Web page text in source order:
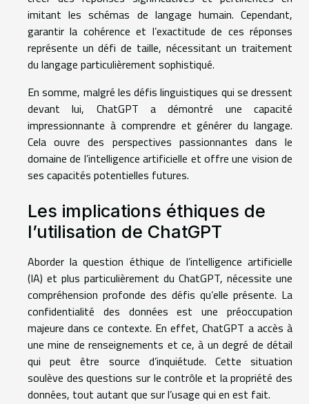
imitant les schémas de langage humain. Cependant,
garantir la cohérence et l’exactitude de ces réponses
représente un défi de taille, nécessitant un traitement
du langage particulièrement sophistiqué.
En somme, malgré les défis linguistiques qui se dressent
devant lui, ChatGPT a démontré une capacité
impressionnante à comprendre et générer du langage.
Cela ouvre des perspectives passionnantes dans le
domaine de l’intelligence artificielle et offre une vision de
ses capacités potentielles futures.
Les implications éthiques de
l’utilisation de ChatGPT
Aborder la question éthique de l’intelligence artificielle
(IA) et plus particulièrement du ChatGPT, nécessite une
compréhension profonde des défis qu’elle présente. La
confidentialité des données est une préoccupation
majeure dans ce contexte. En effet, ChatGPT a accès à
une mine de renseignements et ce, à un degré de détail
qui peut être source d’inquiétude. Cette situation
soulève des questions sur le contrôle et la propriété des
données, tout autant que sur l’usage qui en est fait.